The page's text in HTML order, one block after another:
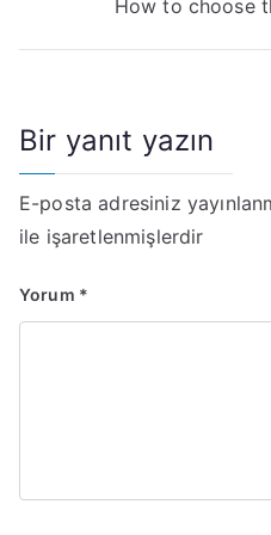
gezinmesi
How to choose
Bir yanıt yazın
E-posta adresiniz
ile işaretlenmişlerdir
Yorum *